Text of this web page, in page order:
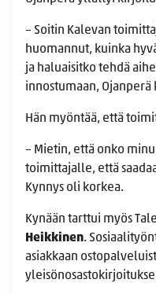
– Soitin Kalevan
huomannut, kuinka
ja haluaisitko tehdä
innostumaan, Ojanperä
Hän myöntää, että
– Mietin, että onko
toimittajalle, että
Kynnys oli korkea.
Kynään tarttui myös
Heikkinen.
asiakkaan